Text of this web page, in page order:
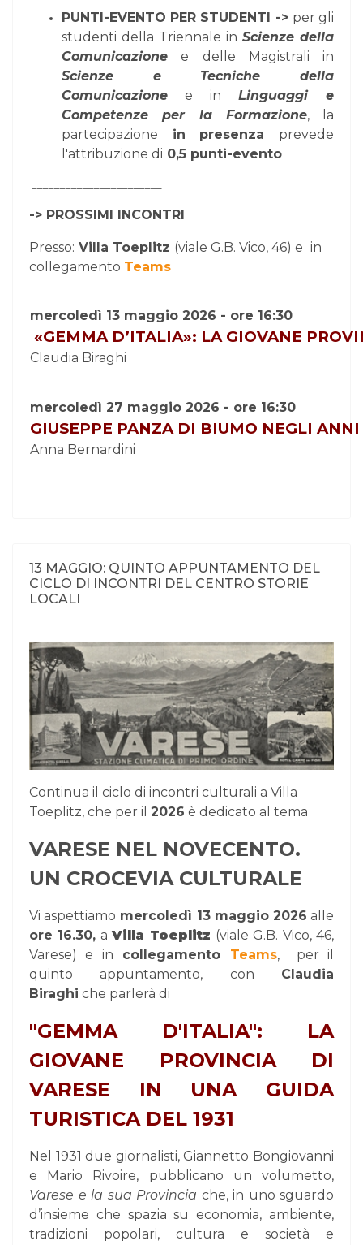
PUNTI-EVENTO PER STUDENTI -> per gli
studenti della Triennale in Scienze della
Comunicazione e delle Magistrali in
Scienze e Tecniche della
Comunicazione e in Linguaggi e
Competenze per la Formazione, la
partecipazione in presenza prevede
l'attribuzione di 0,5 punti-evento
-> PROSSIMI INCONTRI
Presso: Villa Toeplitz (viale G.B. Vico, 46) e in
collegamento Teams
mercoledì 13 maggio 2026 - ore 16:30
«GEMMAD’ITALIA»: LA GIOVANE
Claudia Biraghi
mercoledì 27 maggio 2026 - ore 16:30
GIUSEPPE PANZA DI BIUMO NEGLI ANNI
Anna Bernardini
13 MAGGIO: QUINTO APPUNTAMENTO DEL
CICLO DI INCONTRI DEL CENTRO STORIE
LOCALI
Continua il ciclo di incontri culturali a Villa
Toeplitz, che per il 2026 è dedicato al tema
VARESE NEL NOVECENTO.
UN CROCEVIA CULTURALE
Vi aspettiamo mercoledì 13 maggio 2026 alle
ore 16.30, aVilla Toeplitz (viale G.B. Vico, 46,
Varese) e in collegamento Teams,
per il
quinto appuntamento, con Claudia
Biraghi che parlerà di
"GEMMA D'ITALIA": LA
GIOVANE PROVINCIA DI
VARESE IN UNA GUIDA
TURISTICA DEL 1931
Nel 1931 due giornalisti, Giannetto Bongiovanni
e Mario Rivoire, pubblicano un volumetto,
Varese e la sua Provincia che, in uno sguardo
d’insieme che spazia su economia, ambiente,
tradizioni popolari, cultura e società e